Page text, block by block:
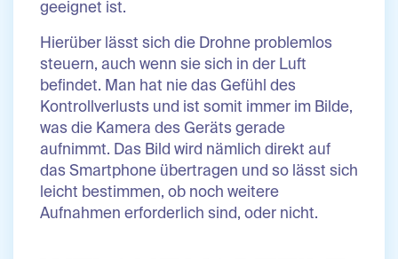
geeignet ist.
Hierüber lässt sich die Drohne problemlos
steuern, auch wenn sie sich in der Luft
befindet. Man hat nie das Gefühl des
Kontrollverlusts und ist somit immer im Bilde,
was die Kamera des Geräts gerade
aufnimmt. Das Bild wird nämlich direkt auf
das Smartphone übertragen und so lässt sich
leicht bestimmen, ob noch weitere
Aufnahmen erforderlich sind, oder nicht.